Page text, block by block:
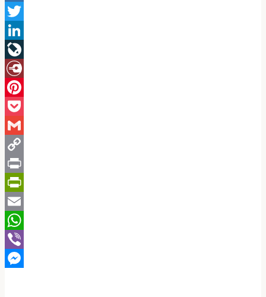
Mail.Ru
Twitter
LinkedIn
LiveJournal
Diary.Ru
Pinterest
Pocket
Gmail
Copy
Link
Print
PrintFriendly
Email
WhatsApp
Viber